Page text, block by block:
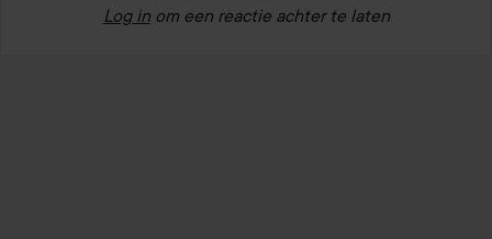
Log in om een reactie achter te laten